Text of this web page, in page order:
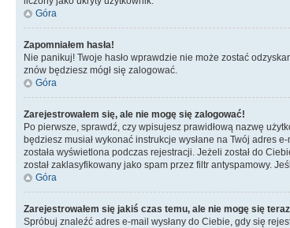
Góra
Zapomniałem hasła!
Nie panikuj! Twoje hasło wprawdzie nie może zostać
znów będziesz mógł się zalogować.
Góra
Zarejestrowałem się, ale nie mogę się zalogować!
Po pierwsze, sprawdź, czy wpisujesz prawidłową nazwę
będziesz musiał wykonać instrukcje wysłane na Twój adres
została wyświetlona podczas rejestracji. Jeżeli został do
został zaklasyfikowany jako spam przez filtr antyspamowy.
Góra
Zarejestrowałem się jakiś czas temu, ale nie mogę się
Spróbuj znaleźć adres e-mail wysłany do Ciebie, gdy się